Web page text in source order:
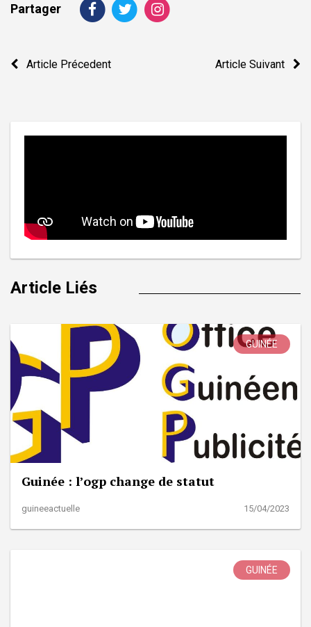
Partager
Navigation
Article Précedent Article Suivant
Article Liés
GUINÉE
Guinée : l’ogp change de statut
guineeactuelle 15/04/2023
GUINÉE